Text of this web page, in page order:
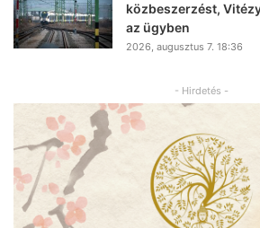
közbeszerzést,
az ügyben
2026, augusztus 7. 18:36
- Hirdetés -